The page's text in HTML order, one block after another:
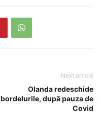
Next article
Olanda redeschide
bordelurile, după pauza de
Covid